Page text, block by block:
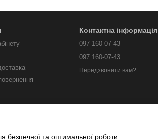
Контактна інформація
097 160-07-43
097 160-07-43
Передзвонити вам?
безпечної та оптимальної роботи